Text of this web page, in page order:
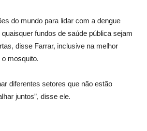
do mundo para lidar com a dengue
fundos de saúde pública sejam
disse Farrar, inclusive na melhor
mosquito.
diferentes setores que não estão
juntos”, disse ele.